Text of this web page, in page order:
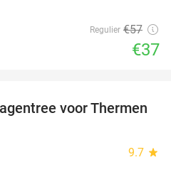
Regulier €57
€37
25%
voor Thermen
9.7 star